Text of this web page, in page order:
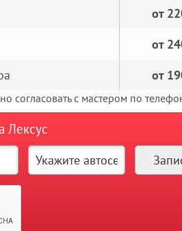
от
от
от
согласовать с мастером по
Лексус